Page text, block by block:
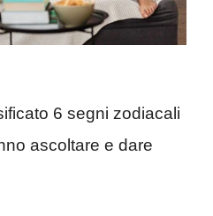
6 segni zodiacali
ascoltare e dare